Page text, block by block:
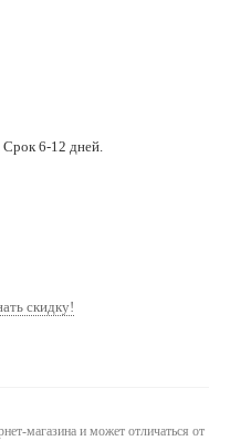
6-12 дней.
скидку!
магазина и может отличаться от